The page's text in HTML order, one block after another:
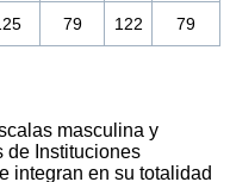
79 122 79
masculina y
de Instituciones
integran en su totalidad